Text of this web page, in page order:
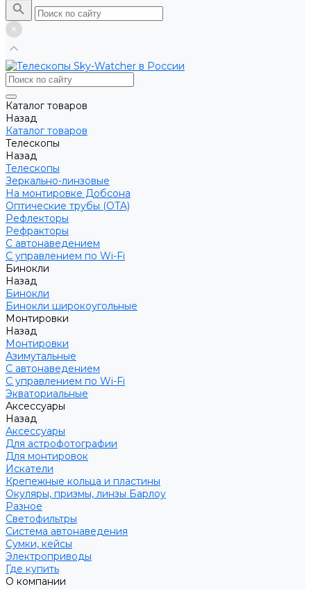
Каталог товаров
Назад
Каталог товаров
Телескопы
Назад
Телескопы
Зеркально-линзовые
На монтировке Добсона
Оптические трубы (OTA)
Рефлекторы
Рефракторы
С автонаведением
С управлением по Wi-Fi
Бинокли
Назад
Бинокли
Бинокли широкоугольные
Монтировки
Назад
Монтировки
Азимутальные
С автонаведением
С управлением по Wi-Fi
Экваториальные
Аксессуары
Назад
Аксессуары
Для астрофотографии
Для монтировок
Искатели
Крепежные кольца и пластины
Окуляры, призмы, линзы Барлоу
Разное
Светофильтры
Система автонаведения
Сумки, кейсы
Электроприводы
Где купить
О компании